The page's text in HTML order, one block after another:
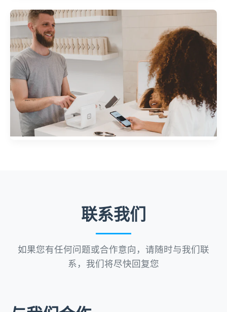
智能制造MES系统
为制造业客户开发的制造执行系统，实现生产流程数
字化管理
联系我们
如果您有任何问题或合作意向，请随时与我们联
系，我们将尽快回复您